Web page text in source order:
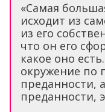
«Самая
исходит из
из его
что он его
какое оно
окружение по
преданности,
преданности,